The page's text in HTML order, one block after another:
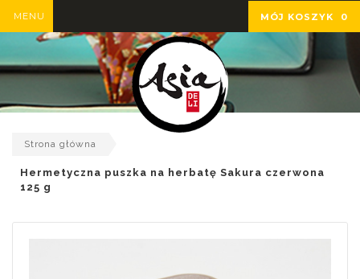
MÓJ KOSZYK 0
MENU
Strona główna
Hermetyczna puszka na herbatę Sakura czerwona
125 g